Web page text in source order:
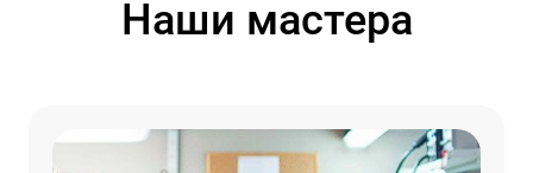
Наши мастера